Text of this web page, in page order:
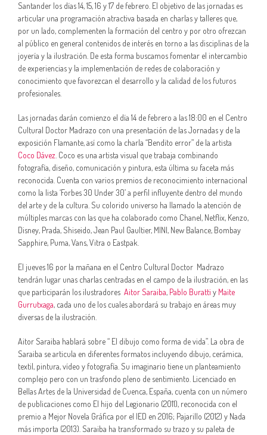
Santander los días 14, 15, 16 y 17 de febrero. El objetivo de las jornadas es
articular una programación atractiva basada en charlas y talleres que,
por un lado, complementen la formación del centro y por otro ofrezcan
al público en general contenidos de interés en torno a las disciplinas de la
joyería y la ilustración. De esta forma buscamos fomentar el intercambio
de experiencias y la implementación de redes de colaboración y
conocimiento que favorezcan el desarrollo y la calidad de los futuros
profesionales.
Las jornadas darán comienzo el día 14 de febrero a las 18:00 en el Centro
Cultural Doctor Madrazo con una presentación de las Jornadas y de la
exposición Flamante, así como la charla “Bendito error” de la artista
Coco Dávez . Coco es una artista visual que trabaja combinando
fotografía, diseño, comunicación y pintura, esta última su faceta más
reconocida. Cuenta con varios premios de reconocimiento internacional
como la lista ‘Forbes 30 Under 30’ a perfil influyente dentro del mundo
del arte y de la cultura. Su colorido universo ha llamado la atención de
múltiples marcas con las que ha colaborado como Chanel, Netflix, Kenzo,
Disney, Prada, Shiseido, Jean Paul Gaultier, MINI, New Balance, Bombay
Sapphire, Puma, Vans, Vitra o Eastpak.
El jueves 16 por la mañana en el Centro Cultural Doctor Madrazo
tendrán lugar unas charlas centradas en el campo de la ilustración, en las
que participarán los ilustradores Aitor Saraiba, Pablo Buratti y Maite
Gurrutxaga, cada uno de los cuales abordará su trabajo en áreas muy
diversas de la ilustración.
Aitor Saraiba hablará sobre “ El dibujo como forma de vida”. La obra de
Saraiba se articula en diferentes formatos incluyendo dibujo, cerámica,
textil, pintura, vídeo y fotografía. Su imaginario tiene un planteamiento
complejo pero con un trasfondo pleno de sentimiento. Licenciado en
Bellas Artes de la Universidad de Cuenca, España, cuenta con un número
de publicaciones como El hijo del Legionario (2011), reconocida con el
premio a Mejor Novela Gráfica por el IED en 2016; Pajarillo (2012) y Nada
más importa (2013). Saraiba ha transformado su trazo y su paleta de